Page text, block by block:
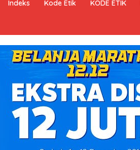
Indeks Kode Etik KODE ETIK